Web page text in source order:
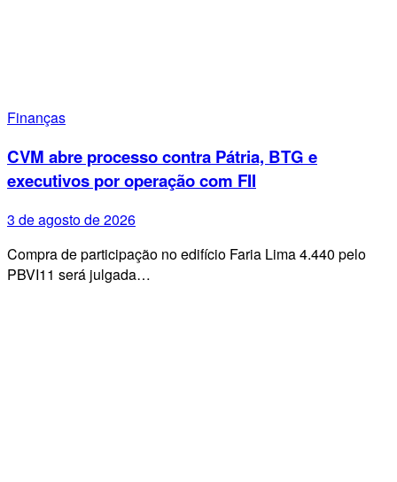
Finanças
CVM abre processo contra Pátria, BTG e
executivos por operação com FII
3 de agosto de 2026
Compra de participação no edifício Faria Lima 4.440 pelo
PBVI11 será julgada…